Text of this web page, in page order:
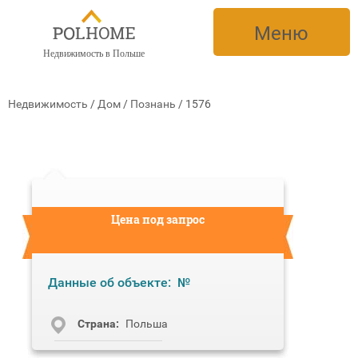
Недвижимость в Польше
Меню
Недвижимость / Дом / Познань / 1576
Цена под запрос
Данные об объекте: №
Cтрана: Польша